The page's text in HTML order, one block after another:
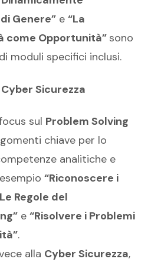
Genere” e “La
come Opportunità”sono
moduli specifici inclusi.
Sicurezza
sul Problem Solving
chiave per lo
analitiche e
“Riconoscere i
Regole del
e “Risolvere i Problemi
.
alla Cyber Sicurezza,